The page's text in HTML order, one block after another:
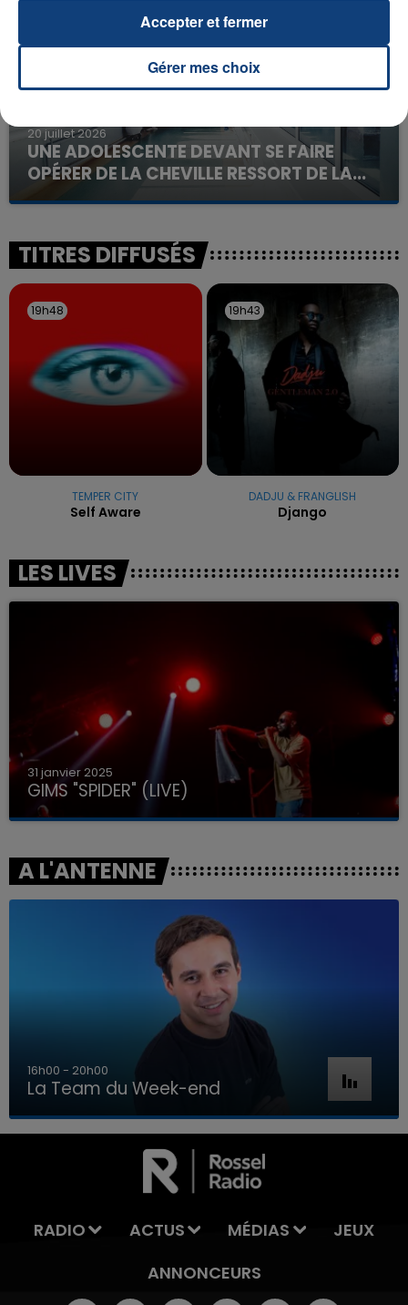
LA TEAM DU WEEK-END
d'un liquide inflammable.
20 juillet 2026
UNE ADOLESCENTE DEVANT SE FAIRE
OPÉRER DE LA CHEVILLE RESSORT DE LA...
La famille a porté plainte contre la clinique qui a
excuses.
TITRES DIFFUSÉS
19h48
19h48
TEMPER CITY
Self Aware
19h43
19h43
DADJU & FRANGLISH
Django
LES LIVES
31 janvier 2025
GIMS "SPIDER" (LIVE)
A L'ANTENNE
16h00 - 20h00
La Team du Week-end
RADIO ACTUS MÉDIAS
JEUX
ANNONCEURS
Gérer mes choix
Accepter et fermer